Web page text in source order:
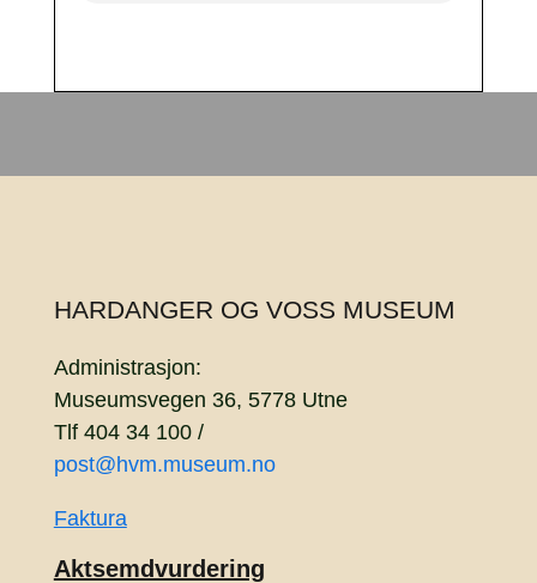
HARDANGER OG VOSS MUSEUM
Administrasjon:
Museumsvegen 36, 5778 Utne
Tlf 404 34 100 /
post@hvm.museum.no
Faktura
Aktsemdvurdering